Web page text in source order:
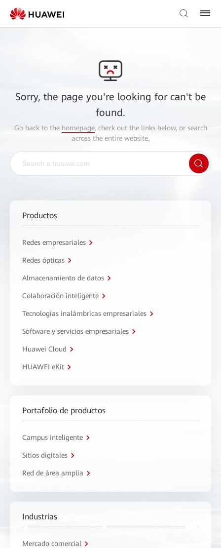
Sorry, the page you're looking for can't be
found.
Go back to the homepage, check out the links below, or search
across the entire website.
Productos
Redes empresariales
Redes ópticas
Almacenamiento de datos
Colaboración inteligente
Tecnologías inalámbricas empresariales
Software y servicios empresariales
Huawei Cloud
HUAWEI eKit
Portafolio de productos
Campus inteligente
Sitios digitales
Red de área amplia
Industrias
Mercado comercial